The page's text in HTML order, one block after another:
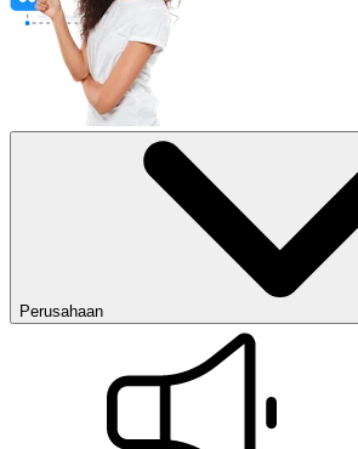
Perusahaan